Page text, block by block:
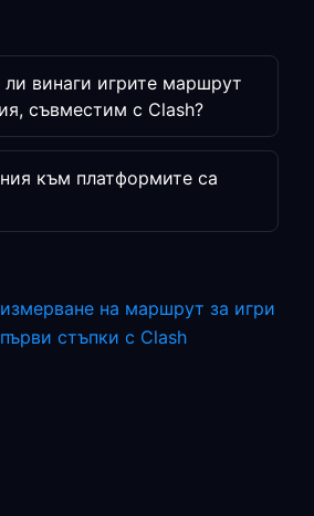
винаги игрите маршрут
съвместим с Clash?
към платформите са
на маршрут за игри
стъпки с Clash